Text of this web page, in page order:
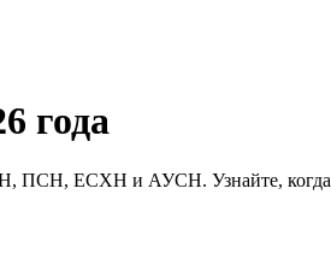
года
ЕСХН и АУСН. Узнайте, когда